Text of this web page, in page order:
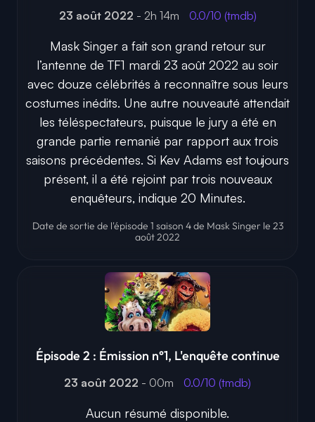
23 août 2022 - 2h 14m 0.0/10 (tmdb)
Mask Singer a fait son grand retour sur
l’antenne de TF1 mardi 23 août 2022 au soir
avec douze célébrités à reconnaître sous leurs
costumes inédits. Une autre nouveauté attendait
les téléspectateurs, puisque le jury a été en
grande partie remanié par rapport aux trois
saisons précédentes. Si Kev Adams est toujours
présent, il a été rejoint par trois nouveaux
enquêteurs, indique 20 Minutes.
Date de sortie de l'épisode 1 saison 4 de Mask Singer le 23
août 2022
Épisode 2 : Émission n°1, L'enquête continue
23 août 2022 - 00m 0.0/10 (tmdb)
Aucun résumé disponible.